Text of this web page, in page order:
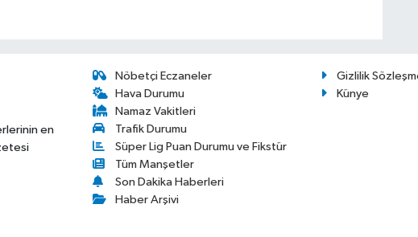
en
Nöbetçi Eczaneler
Hava Durumu
Namaz Vakitleri
Trafik Durumu
Süper Lig Puan Durumu ve Fikstür
Tüm Manşetler
Son Dakika Haberleri
Haber Arşivi
Gizlilik
Künye